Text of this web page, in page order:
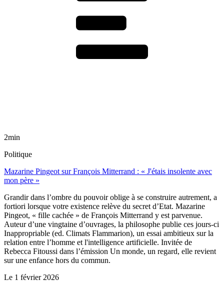
2min
Politique
Mazarine Pingeot sur François Mitterrand : « J'étais insolente avec
mon père »
Grandir dans l’ombre du pouvoir oblige à se construire autrement, a
fortiori lorsque votre existence relève du secret d’Etat. Mazarine
Pingeot, « fille cachée » de François Mitterrand y est parvenue.
Auteur d’une vingtaine d’ouvrages, la philosophe publie ces jours-ci
Inappropriable (ed. Climats Flammarion), un essai ambitieux sur la
relation entre l’homme et l'intelligence artificielle. Invitée de
Rebecca Fitoussi dans l’émission Un monde, un regard, elle revient
sur une enfance hors du commun.
Le 1 février 2026